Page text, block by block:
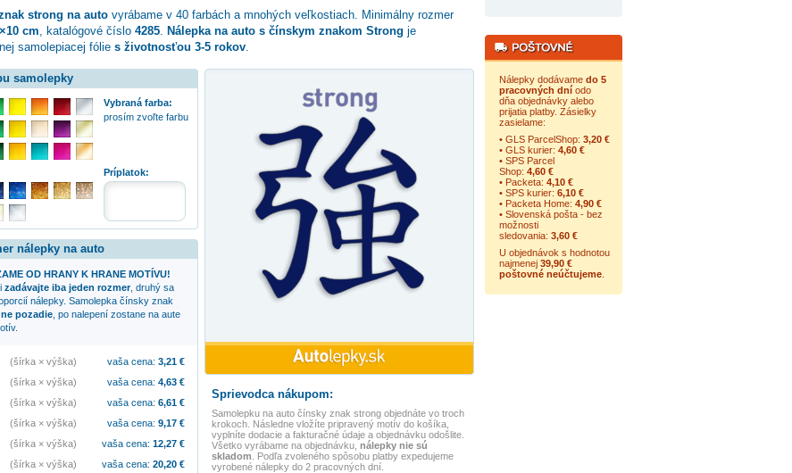
strong na autovyrábame v 40 farbách a mnohých veľkostiach. Minimálny rozmer
cm, katalógové číslo 4285. Nálepka na auto s čínskym znakom Strong je
samolepiacej fólie s životnosťou 3-5 rokov.
Sprievodca nákupom:
Samolepku na auto čínsky znak strongobjednáte vo troch
krokoch. Následne vložíte pripravený motív do košíka,
vyplníte dodacie a fakturačné údaje a objednávku odošlite.
Všetko vyrábame na objednávku, nálepky nie sú
skladom . Podľa zvoleného spôsobu platby expedujeme
vyrobené nálepky do 2 pracovných dní.
samolepky
Vybraná farba:
prosím zvoľte farbu
Príplatok:
nálepky na auto
OD HRANY K HRANE MOTÍVU!
zadávajte iba jeden rozmer, druhý sa
nálepky. Samolepka čínsky znak
pozadie, po nalepení zostane na aute
(šírka × výška) vaša cena: 3,21€
(šírka × výška) vaša cena: 4,63€
(šírka × výška) vaša cena: 6,61€
(šírka × výška) vaša cena: 9,17€
(šírka × výška) vaša cena: 12,27€
(šírka × výška) vaša cena: 20,20€
Nálepky dodávame do 5
pracovných dníodo
dňa objednávky alebo
prijatia platby. Zásielky
zasielame:
• GLS ParcelShop: 3,20 €
• GLS kurier: 4,60 €
• SPS Parcel
Shop: 4,60 €
• Packeta: 4,10 €
• SPS kurier: 6,10 €
• Packeta Home: 4,90 €
• Slovenská pošta - bez
možnosti
sledovania: 3,60 €
U objednávok s hodnotou
najmenej 39,90 €
poštovné neúčtujeme.